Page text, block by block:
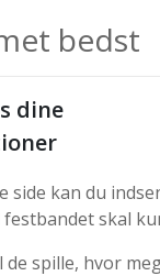
bedst
dine
side kan du
skal
de spille, hvor